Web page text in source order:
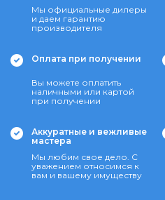
Мы официальные дилеры
и даем гарантию
производителя
Оплата при получении
Вы можете оплатить
наличными или картой
при получении
Аккуратные и вежливые
мастера
Мы любим свое дело. С
уважением относимся к
вам и вашему имуществу